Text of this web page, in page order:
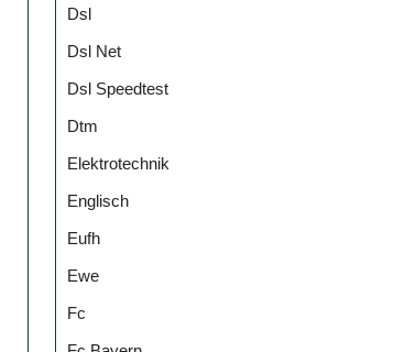
Dsl
Dsl Net
Dsl Speedtest
Dtm
Elektrotechnik
Englisch
Eufh
Ewe
Fc